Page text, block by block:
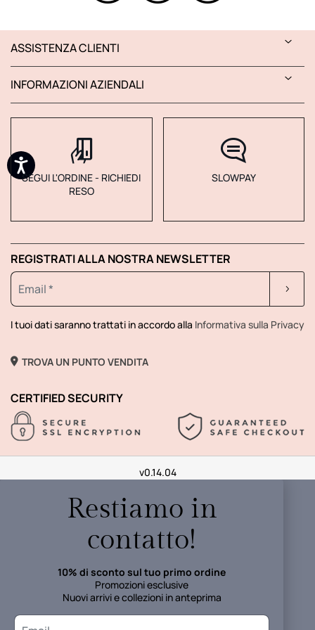
ASSISTENZA CLIENTI
INFORMAZIONI AZIENDALI
SEGUI L'ORDINE - RICHIEDI
RESO
SLOWPAY
REGISTRATI ALLA NOSTRA NEWSLETTER
I tuoi dati saranno trattati in accordo alla Informativa sulla Privacy
TROVA UN PUNTO VENDITA
CERTIFIED SECURITY
v0.14.04
Restiamo in
contatto!
10% di sconto sul tuo primo ordine
Promozioni esclusive
Nuovi arrivi e collezioni in anteprima